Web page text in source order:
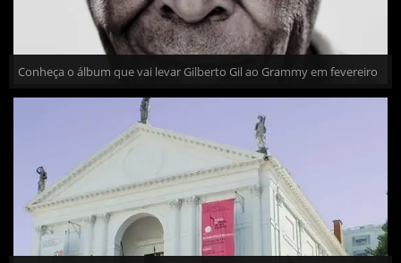
Conheça o álbum que vai levar Gilberto Gil ao Grammy em fevereiro